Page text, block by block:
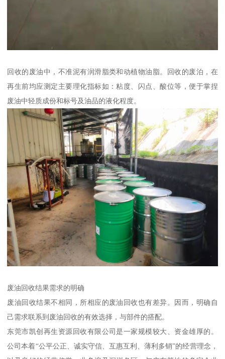
回收的废油中，不准泥有润滑脂类和动植物油脂。回收的废泊，在
再生前均应测定主要理化指标如：粘度、闪点、酸位等，便于掌捏
废油中轻质成份和标号及油品的液化程度。
废油回收结果需求的明确
废油回收结果不相同，所相应的废油回收也有差异。因而，明确自
己需求联系到废油回收的有效选择，与部件的搭配。
东莞市凯创再生资源回收有限公司是一家规模较大、资金雄厚的。
公司本着“公平公正、诚实守信、互惠互利、薄利多销”的经营理念，